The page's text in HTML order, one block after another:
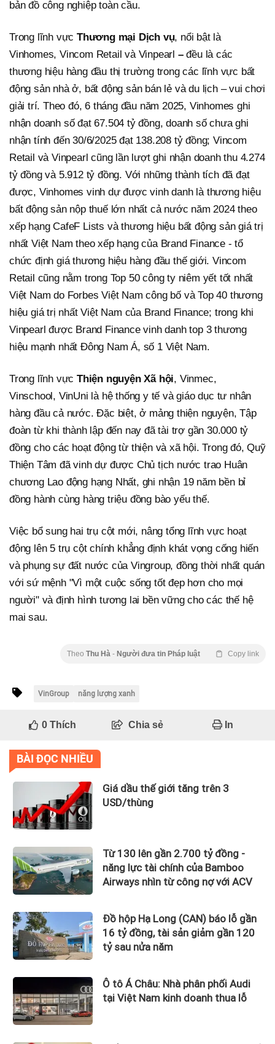
bản đồ công nghiệp toàn cầu.
Trong lĩnh vực Thương mại Dịch vụ, nổi bật là
Vinhomes, Vincom Retail và Vinpearl –đều là các
thương hiệu hàng đầu thị trường trong các lĩnh vực bất
động sản nhà ở, bất động sản bán lẻ và du lịch – vui chơi
giải trí. Theo đó, 6 tháng đầu năm 2025, Vinhomes ghi
nhận doanh số đạt 67.504 tỷ đồng, doanh số chưa ghi
nhận tính đến 30/6/2025 đạt 138.208 tỷ đồng; Vincom
Retail và Vinpearl cũng lần lượt ghi nhận doanh thu 4.274
tỷ đồng và 5.912 tỷ đồng. Với những thành tích đã đạt
được, Vinhomes vinh dự được vinh danh là thương hiệu
bất động sản nộp thuế lớn nhất cả nước năm 2024 theo
xếp hạng CafeF Lists và thương hiệu bất động sản giá trị
nhất Việt Nam theo xếp hạng của Brand Finance - tổ
chức định giá thương hiệu hàng đầu thế giới. Vincom
Retail cũng nằm trong Top 50 công ty niêm yết tốt nhất
Việt Nam do Forbes Việt Nam công bố và Top 40 thương
hiệu giá trị nhất Việt Nam của Brand Finance; trong khi
Vinpearl được Brand Finance vinh danh top 3 thương
hiệu mạnh nhất Đông Nam Á, số 1 Việt Nam.
Trong lĩnh vực Thiện nguyện Xã hội, Vinmec,
Vinschool, VinUni là hệ thống y tế và giáo dục tư nhân
hàng đầu cả nước. Đặc biệt, ở mảng thiện nguyện, Tập
đoàn từ khi thành lập đến nay đã tài trợ gần 30.000 tỷ
đồng cho các hoạt động từ thiện và xã hội. Trong đó, Quỹ
Thiện Tâm đã vinh dự được Chủ tịch nước trao Huân
chương Lao động hạng Nhất, ghi nhận 19 năm bền bỉ
đồng hành cùng hàng triệu đồng bào yếu thế.
Việc bổ sung hai trụ cột mới, nâng tổng lĩnh vực hoạt
động lên 5 trụ cột chính khẳng định khát vọng cống hiến
và phụng sự đất nước của Vingroup, đồng thời nhất quán
với sứ mệnh "Vì một cuộc sống tốt đẹp hơn cho mọi
người" và định hình tương lai bền vững cho các thế hệ
mai sau.
Theo Thu Hà - Người đưa tin Pháp luật Copy link
VinGroup năng lượng xanh
0Thích Chia sẻ In
BÀI ĐỌC NHIỀU
Giá dầu thế giới tăng trên 3
USD/thùng
Từ 130 lên gần 2.700 tỷ đồng -
năng lực tài chính của Bamboo
Airways nhìn từ công nợ với ACV
Đồ hộp Hạ Long (CAN) báo lỗ gần
16 tỷ đồng, tài sản giảm gần 120
tỷ sau nửa năm
Ô tô Á Châu: Nhà phân phối Audi
tại Việt Nam kinh doanh thua lỗ